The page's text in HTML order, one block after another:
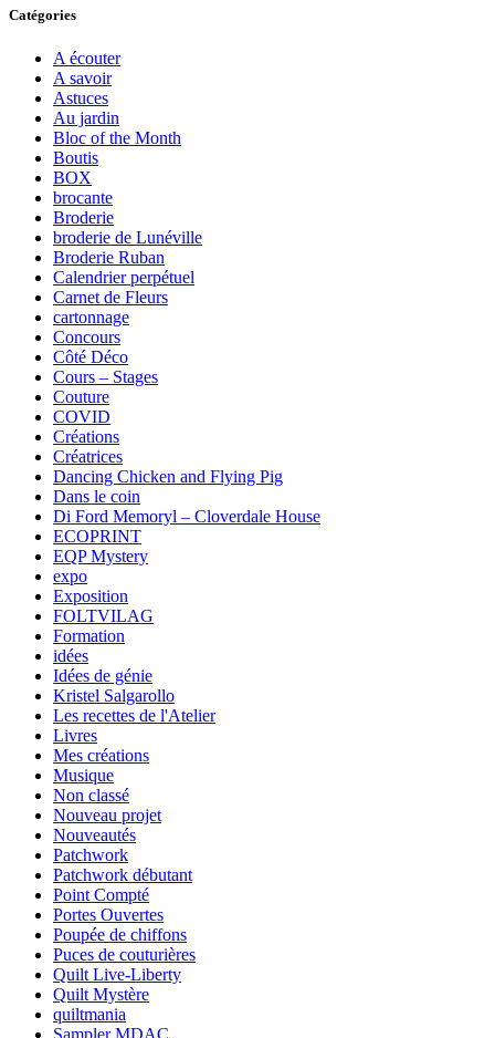
Catégories
A écouter
A savoir
Astuces
Au jardin
Bloc of the Month
Boutis
BOX
brocante
Broderie
broderie de Lunéville
Broderie Ruban
Calendrier perpétuel
Carnet de Fleurs
cartonnage
Concours
Côté Déco
Cours – Stages
Couture
COVID
Créations
Créatrices
Dancing Chicken and Flying Pig
Dans le coin
Di Ford Memoryl – Cloverdale House
ECOPRINT
EQP Mystery
expo
Exposition
FOLTVILAG
Formation
idées
Idées de génie
Kristel Salgarollo
Les recettes de l'Atelier
Livres
Mes créations
Musique
Non classé
Nouveau projet
Nouveautés
Patchwork
Patchwork débutant
Point Compté
Portes Ouvertes
Poupée de chiffons
Puces de couturières
Quilt Live-Liberty
Quilt Mystère
quiltmania
Sampler MDAC